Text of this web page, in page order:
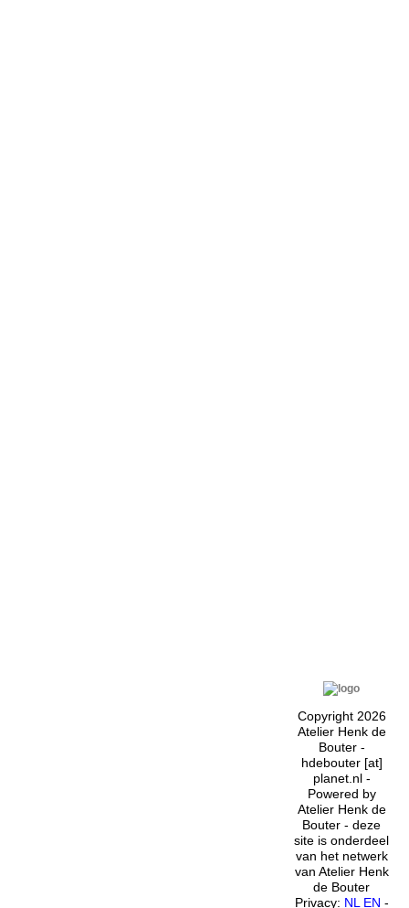
Copyright 2026
Atelier Henk de
Bouter -
hdebouter [at]
planet.nl -
Powered by
Atelier Henk de
Bouter - deze
site is onderdeel
van het netwerk
van Atelier Henk
de Bouter
Privacy: NL EN -